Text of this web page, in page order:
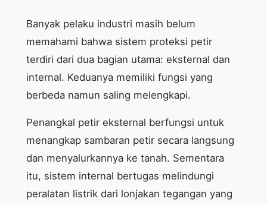
Banyak pelaku industri masih belum
memahami bahwa sistem proteksi petir
terdiri dari dua bagian utama: eksternal dan
internal. Keduanya memiliki fungsi yang
berbeda namun saling melengkapi.
Penangkal petir eksternal berfungsi untuk
menangkap sambaran petir secara langsung
dan menyalurkannya ke tanah. Sementara
itu, sistem internal bertugas melindungi
peralatan listrik dari lonjakan tegangan yang